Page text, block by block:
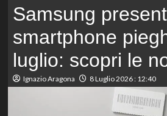
Samsung
smartphone
luglio: scopri le
Ignazio Aragona 8 Luglio 2026 : 12:40